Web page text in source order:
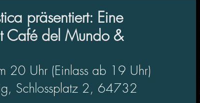
präsentiert: Eine
Café del Mundo &
20 Uhr (Einlass ab 19 Uhr)
Schlossplatz 2, 64732